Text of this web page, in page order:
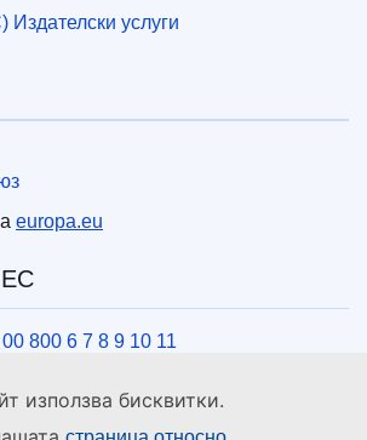
използва бисквитки.
услуги
europa.eu
ЕС
800 6 7 8 9 10 11
телефонни номера
формуляр за връзка